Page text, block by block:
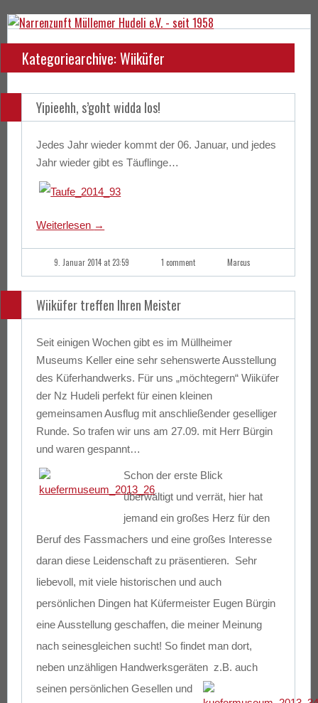
Kategoriearchive: Wiiküfer
Yipieehh, s’goht widda los!
Jedes Jahr wieder kommt der 06. Januar, und jedes
Jahr wieder gibt es Täuflinge…
Weiterlesen →
9. Januar 2014 at 23:59 1 comment Marcus
Wiiküfer treffen Ihren Meister
Seit einigen Wochen gibt es im Müllheimer
Museums Keller eine sehr sehenswerte Ausstellung
des Küferhandwerks. Für uns „möchtegern“ Wiiküfer
der Nz Hudeli perfekt für einen kleinen
gemeinsamen Ausflug mit anschließender geselliger
Runde. So trafen wir uns am 27.09. mit Herr Bürgin
und waren gespannt…
Schon der erste Blick
überwältigt und verrät, hier hat
jemand ein großes Herz für den
Beruf des Fassmachers und eine großes Interesse
daran diese Leidenschaft zu präsentieren. Sehr
liebevoll, mit viele historischen und auch
persönlichen Dingen hat Küfermeister Eugen Bürgin
eine Ausstellung geschaffen, die meiner Meinung
nach seinesgleichen sucht! So findet man dort,
neben unzähligen Handwerksgeräten z.B. auch
seinen persönlichen Gesellen und